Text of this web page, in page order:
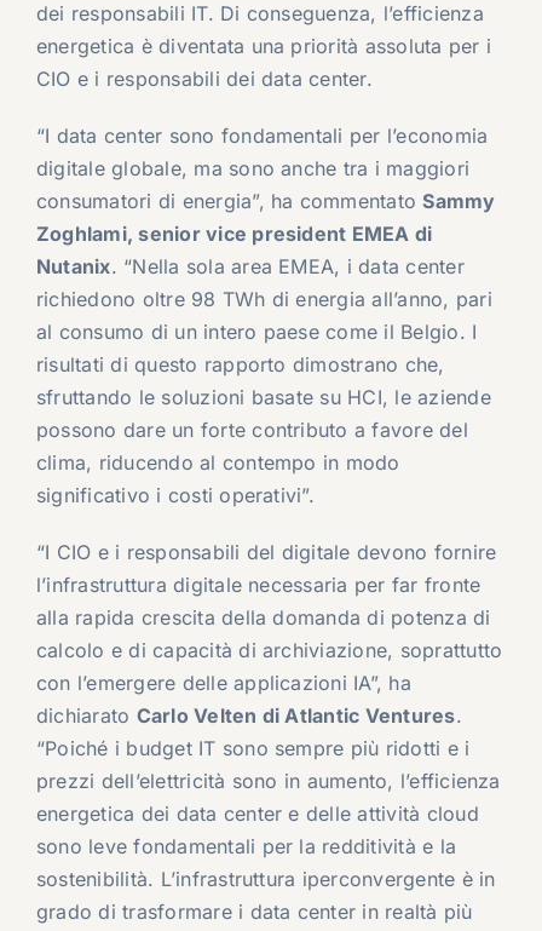
dei responsabili IT. Di conseguenza, l’efficienza
energetica è diventata una priorità assoluta per i
CIO e i responsabili dei data center.
“I data center sono fondamentali per l’economia
digitale globale, ma sono anche tra i maggiori
consumatori di energia”, ha commentatoSammy
Zoghlami, senior vice president EMEA di
Nutanix. “Nella sola area EMEA, i data center
richiedono oltre 98 TWh di energia all’anno, pari
al consumo di un intero paese come il Belgio. I
risultati di questo rapporto dimostrano che,
sfruttando le soluzioni basate su HCI, le aziende
possono dare un forte contributo a favore del
clima, riducendo al contempo in modo
significativo i costi operativi”.
“I CIO e i responsabili del digitale devono fornire
l’infrastruttura digitale necessaria per far fronte
alla rapida crescita della domanda di potenza di
calcolo e di capacità di archiviazione, soprattutto
con l’emergere delle applicazioni IA”, ha
dichiarato Carlo Velten di Atlantic Ventures.
“Poiché i budget IT sono sempre più ridotti e i
prezzi dell’elettricità sono in aumento, l’efficienza
energetica dei data center e delle attività cloud
sono leve fondamentali per la redditività e la
sostenibilità. L’infrastruttura iperconvergente è in
grado di trasformare i data center in realtà più